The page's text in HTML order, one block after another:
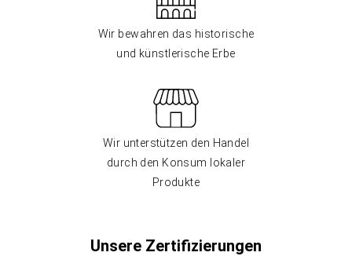
Wir bewahren das historische
und künstlerische Erbe
Wir unterstützen den Handel
durch den Konsum lokaler
Produkte
Unsere Zertifizierungen